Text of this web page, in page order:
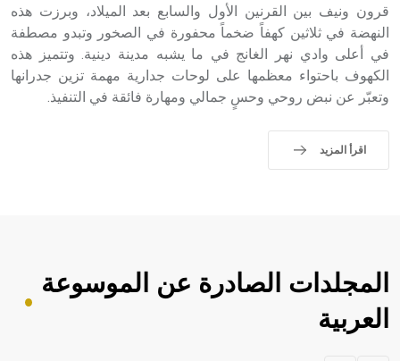
قرون ونيف بين القرنين الأول والسابع بعد الميلاد، وبرزت هذه
النهضة في ثلاثين كهفاً ضخماً محفورة في الصخور وتبدو مصطفة
في أعلى وادي نهر الغانج في ما يشبه مدينة دينية. وتتميز هذه
الكهوف باحتواء معظمها على لوحات جدارية مهمة تزين جدرانها
وتعبّر عن نبض روحي وحسٍ جمالي ومهارة فائقة في التنفيذ.
اقرأ المزيد
المجلدات الصادرة عن الموسوعة
العربية